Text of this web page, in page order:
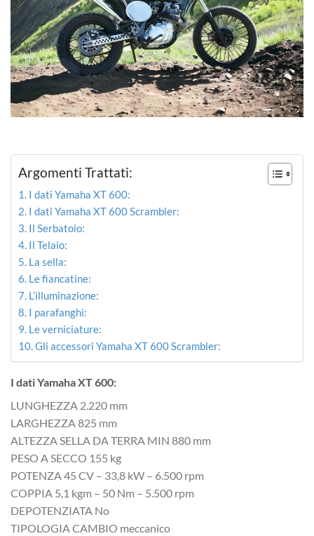
Argomenti Trattati:
I dati Yamaha XT 600:
I dati Yamaha XT 600 Scrambler:
Il Serbatoio:
Il Telaio:
La sella:
Le fiancatine:
L’illuminazione:
I parafanghi:
Le verniciature:
Gli accessori Yamaha XT 600 Scrambler:
I dati Yamaha XT 600:
LUNGHEZZA 2.220 mm
LARGHEZZA 825 mm
ALTEZZA SELLA DA TERRA MIN 880 mm
PESO A SECCO 155 kg
POTENZA 45 CV – 33,8 kW – 6.500 rpm
COPPIA 5,1 kgm – 50 Nm – 5.500 rpm
DEPOTENZIATA No
TIPOLOGIA CAMBIO meccanico